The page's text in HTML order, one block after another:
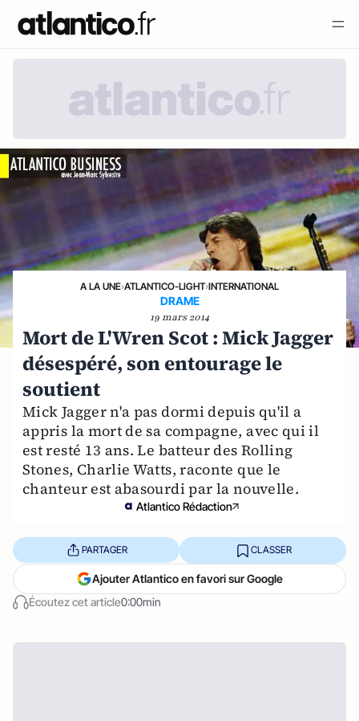
A LA UNE›ATLANTICO-LIGHT›INTERNATIONAL
DRAME
19 mars 2014
Mort de L'Wren Scot : Mick Jagger
désespéré, son entourage le
soutient
Mick Jagger n'a pas dormi depuis qu'il a
appris la mort de sa compagne, avec qui il
est resté 13 ans. Le batteur des Rolling
Stones, Charlie Watts, raconte que le
chanteur est abasourdi par la nouvelle.
Atlantico Rédaction
Écoutez cet article0:00min
PARTAGER CLASSER
Ajouter Atlantico en favori sur Google